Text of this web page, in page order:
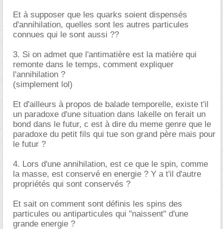
Et à supposer que les quarks soient dispensés
d'annihilation, quelles sont les autres particules
connues qui le sont aussi ??
3. Si on admet que l'antimatière est la matière qui
remonte dans le temps, comment expliquer
l'annihilation ?
(simplement lol)
Et d'ailleurs à propos de balade temporelle, existe t'il
un paradoxe d'une situation dans lakelle on ferait un
bond dans le futur, c est à dire du meme genre que le
paradoxe du petit fils qui tue son grand père mais pour
le futur ?
4. Lors d'une annihilation, est ce que le spin, comme
la masse, est conservé en energie ? Y a t'il d'autre
propriétés qui sont conservés ?
Et sait on comment sont définis les spins des
particules ou antiparticules qui "naissent" d'une
grande energie ?